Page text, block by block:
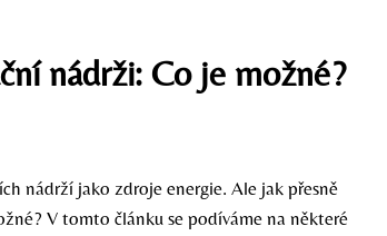
nádrži: Co je možné?
nádrží jako zdroje energie. Ale jak přesně
V tomto článku se podíváme na některé